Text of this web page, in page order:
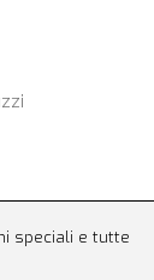
speciali e tutte